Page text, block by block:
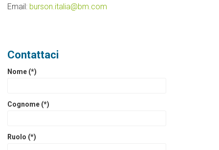
Email: burson.italia@bm.com
Contattaci
Nome (*)
Cognome (*)
Ruolo (*)